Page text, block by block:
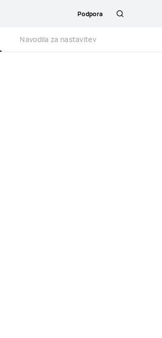
Podpora
Navodila za nastavitev